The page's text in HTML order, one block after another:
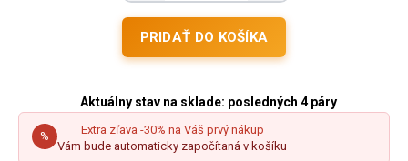
Aktuálny stav na sklade: posledných 4 páry
%
Extra zľava -30% na Váš prvý nákup
Vám bude automaticky započítaná v košíku